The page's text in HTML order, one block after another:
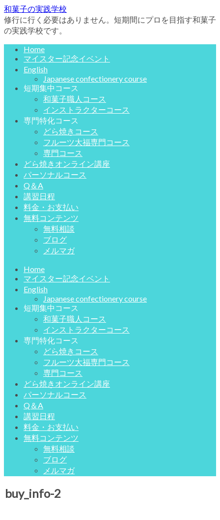
和菓子の実践学校
修行に行く必要はありません。短期間にプロを目指す和菓子
の実践学校です。
Home
マイスター記念イベント
English
Japanese confectionery course
短期集中コース
和菓子職人コース
インストラクターコース
専門特化コース
どら焼きコース
フルーツ大福専門コース
専門コース
どら焼きオンライン講座
パーソナルコース
Q＆A
講習日程
料金・お支払い
無料コンテンツ
無料相談
ブログ
メルマガ
Home
マイスター記念イベント
English
Japanese confectionery course
短期集中コース
和菓子職人コース
インストラクターコース
専門特化コース
どら焼きコース
フルーツ大福専門コース
専門コース
どら焼きオンライン講座
パーソナルコース
Q＆A
講習日程
料金・お支払い
無料コンテンツ
無料相談
ブログ
メルマガ
buy_info-2